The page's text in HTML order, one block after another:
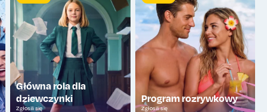
Główna rola dla
dziewczynki
Zgłosili się
Program rozrywkowy
Zgłosili się